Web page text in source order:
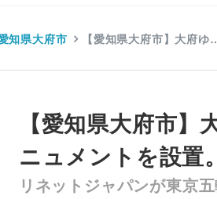
知県大府市 【愛知県大府市】大府ゆ
【愛知県大府市
ニュメントを設置
リネットジャパンが東京